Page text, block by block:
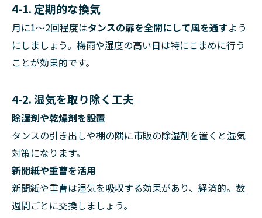
4-1. 定期的な換気
月に1～2回程度はタンスの扉を全開にして風を通すよう
にしましょう。梅雨や湿度の高い日は特にこまめに行う
ことが効果的です。
4-2. 湿気を取り除く工夫
除湿剤や乾燥剤を設置
タンスの引き出しや棚の隅に市販の除湿剤を置くと湿気
対策になります。
新聞紙や重曹を活用
新聞紙や重曹は湿気を吸収する効果があり、経済的。数
週間ごとに交換しましょう。